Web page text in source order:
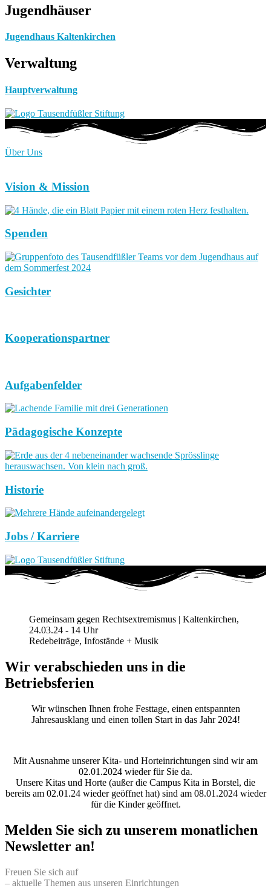
Jugendhäuser
Jugendhaus Kaltenkirchen
Verwaltung
Hauptverwaltung
Über Uns
Vision & Mission
Spenden
Gesichter
Kooperationspartner
Aufgabenfelder
Pädagogische Konzepte
Historie
Jobs / Karriere
Gemeinsam gegen Rechtsextremismus | Kaltenkirchen,
24.03.24 - 14 Uhr
Redebeiträge, Infostände + Musik
Wir verabschieden uns in die
Betriebsferien
Wir wünschen Ihnen frohe Festtage, einen entspannten
Jahresausklang und einen tollen Start in das Jahr 2024!
Mit Ausnahme unserer Kita- und Horteinrichtungen sind wir am
02.01.2024 wieder für Sie da.
Unsere Kitas und Horte (außer die Campus Kita in Borstel, die
bereits am 02.01.24 wieder geöffnet hat) sind am 08.01.2024 wieder
für die Kinder geöffnet.
Melden Sie sich zu unserem monatlichen
Newsletter an!
Freuen Sie sich auf
– aktuelle Themen aus unseren Einrichtungen